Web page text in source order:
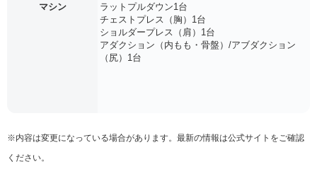
マシン
ラットプルダウン1台
チェストプレス（胸）1台
ショルダープレス（肩）1台
アダクション（内もも・骨盤）/アブダクション
（尻）1台
※内容は変更になっている場合があります。最新の情報は公式サイトをご確認
ください。